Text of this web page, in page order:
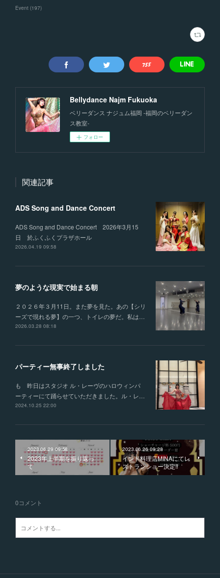
Event (197)
Bellydance Najm Fukuoka
ベリーダンス ナジュム福岡 -福岡のベリーダン
ス教室-
フォロー
関連記事
ADS Song and Dance Concert
ADS Song and Dance Concert 2026年3月15
日 於ふくふくプラザホール
2026.04.19 09:58
夢のような現実で始まる朝
２０２６年３月11日。また夢を見た。あの【シリ
ーズで現れる夢】の一つ、トイレの夢だ。私は…
2026.03.28 08:18
パーティー無事終了しました
も 昨日はスタジオ ル・レーヴのハロウィンパ
ーティーにて踊らせていただきました。ル・レ…
2024.10.25 22:00
2023.06.29 09:58
2023年上半期を振り返っ
て
2023.06.26 09:28
インド料理店MINAにてレ
ストランショー決定‼︎
0コメント